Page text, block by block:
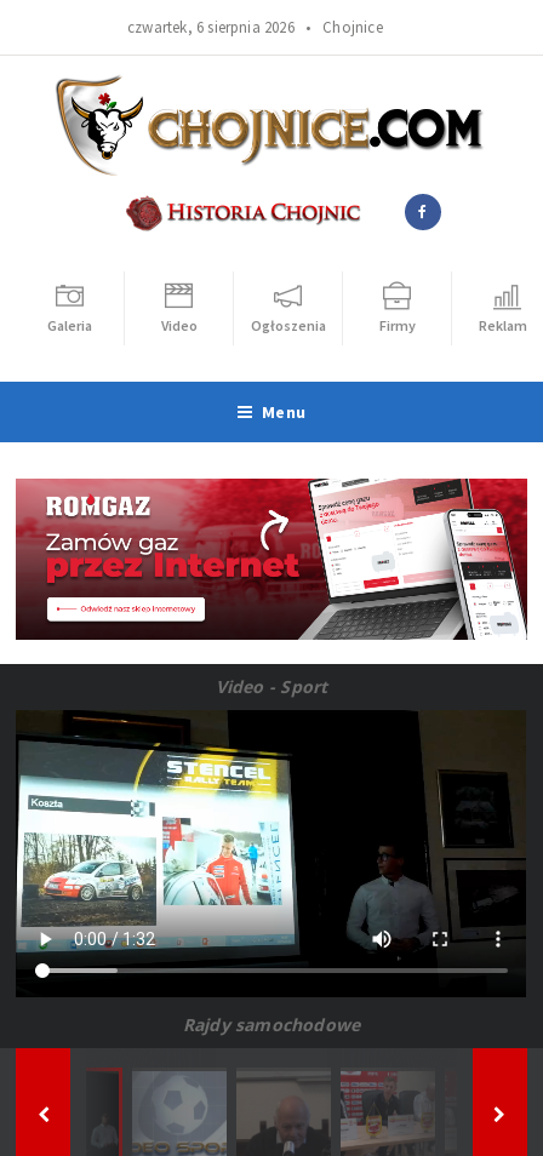
czwartek, 6 sierpnia 2026 • Chojnice
Galeria Video Ogłoszenia Firmy Reklama
Menu
Video - Sport
Rajdy samochodowe